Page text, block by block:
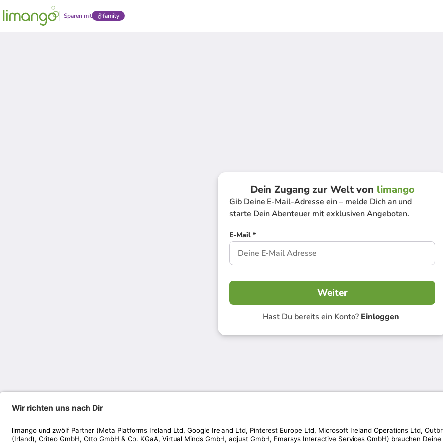
Sparen mit family
Dein Zugang zur Welt von limango
Gib Deine E-Mail-Adresse ein – melde Dich an und
starte Dein Abenteuer mit exklusiven Angeboten.
E-Mail *
Weiter
Hast Du bereits ein Konto? Einloggen